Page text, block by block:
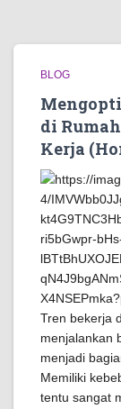
BLOG
di
Kerja
Tren bekerja
menjalankan
menjadi
Memiliki
tentu sangat